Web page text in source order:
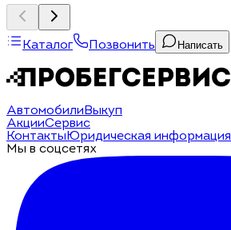
Каталог Позвонить Написать
Автомобили Выкуп
АкцииСервис
Контакты Юридическая информация
Мы в соцсетях